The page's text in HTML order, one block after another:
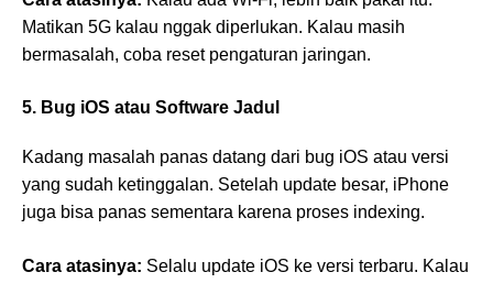
Matikan 5G kalau nggak diperlukan. Kalau masih
bermasalah, coba reset pengaturan jaringan.
5. Bug iOS atau Software Jadul
Kadang masalah panas datang dari bug iOS atau versi
yang sudah ketinggalan. Setelah update besar, iPhone
juga bisa panas sementara karena proses indexing.
Cara atasinya: Selalu update iOS ke versi terbaru. Kalau